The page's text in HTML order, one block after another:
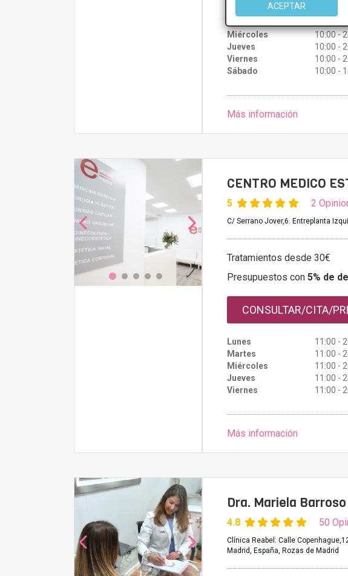
ACEPTAR
10:00
Martes
Miércoles
10:00 -
Jueves
10:00 -
Viernes
10:00 -
Sábado
10:00 -
Más información
CENTRO MEDICO
5 2
C/ Serrano Jover,6. Entreplanta
Tratamientos desde 30€
Presupuestos con 5% de
CONSULTAR/CITA/
Lunes
11:00 -
Martes
11:00 -
Miércoles
11:00 -
Jueves
11:00 -
Viernes
11:00 -
Más información
Dra. Mariela
4.8 50
Clínica Reabel: Calle
Madrid, España, Rozas de Madrid